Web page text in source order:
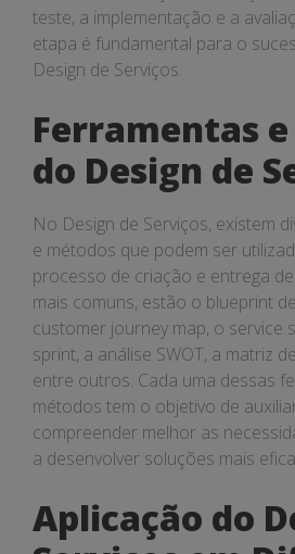
teste, a implementação e a
etapa é fundamental para o
Design de Serviços.
Ferramentas
do Design de
No Design de Serviços, existem
e métodos que podem ser
processo de criação e entrega
mais comuns, estão o blueprint
customer journey map, o service
sprint, a análise SWOT, a matriz
entre outros. Cada uma dessas
métodos tem o objetivo de
compreender melhor as
a desenvolver soluções mais
Aplicação do